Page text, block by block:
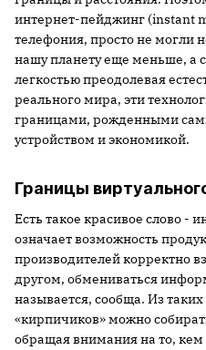
интернет-пейджинг (instant
телефония, просто не могли
нашу планету еще меньше, а
легкостью преодолевая
реального мира, эти
границами, рожденными
устройством и экономикой.
Границы
Есть такое красивое слово -
означает возможность
производителей корректно
другом, обмениваться
называется, сообща. Из
«кирпичиков» можно
обращая внимания на то,